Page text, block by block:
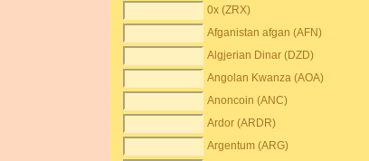
0x (ZRX)
Afganistan afgan (AFN)
Algjerian Dinar (DZD)
Angolan Kwanza (AOA)
Anoncoin (ANC)
Ardor (ARDR)
Argentum (ARG)